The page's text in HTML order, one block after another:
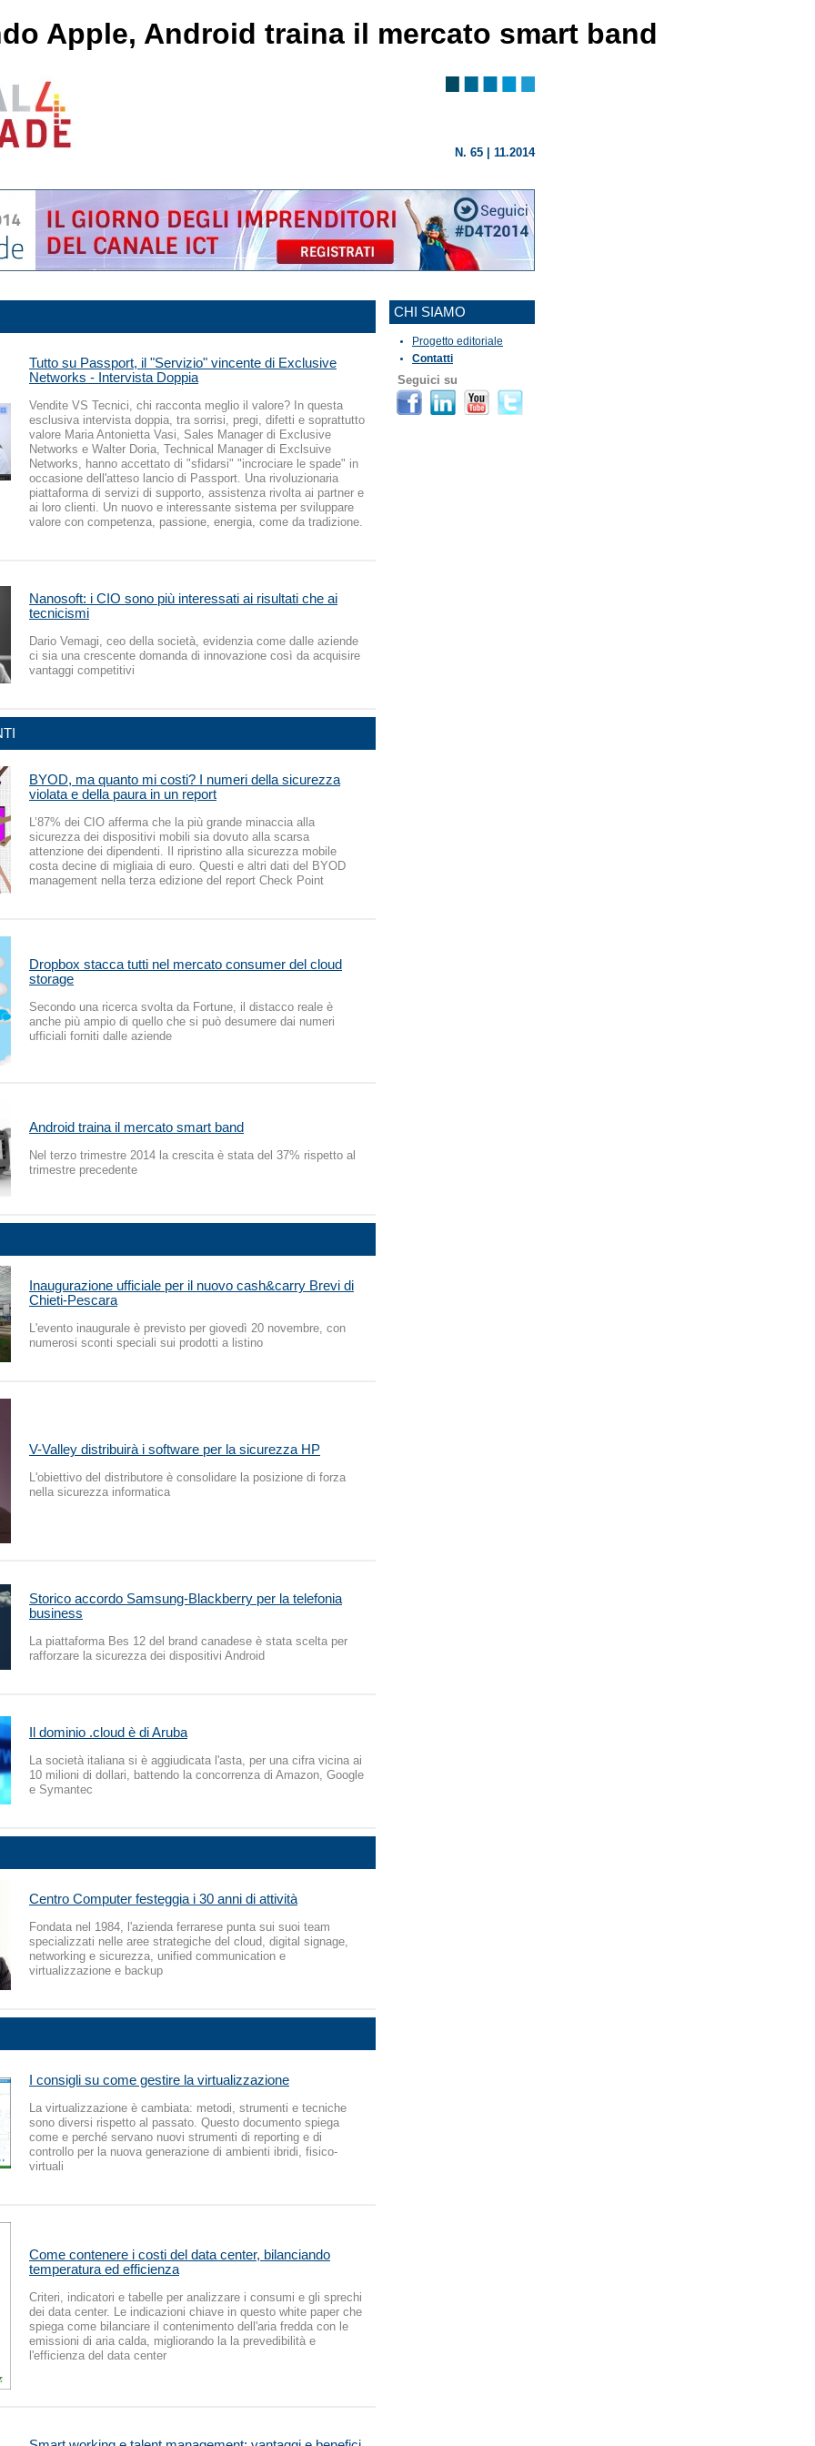
Apple, Android traina il mercato smart band
N. 65 | 11.2014
Tutto su Passport, il "Servizio" vincente di Exclusive
Networks - Intervista Doppia
Vendite VS Tecnici, chi racconta meglio il valore? In questa
esclusiva intervista doppia, tra sorrisi, pregi, difetti e soprattutto
valore Maria Antonietta Vasi, Sales Manager di Exclusive
Networks e Walter Doria, Technical Manager di Exclsuive
Networks, hanno accettato di "sfidarsi" "incrociare le spade" in
occasione dell'atteso lancio di Passport. Una rivoluzionaria
piattaforma di servizi di supporto, assistenza rivolta ai partner e
ai loro clienti. Un nuovo e interessante sistema per sviluppare
valore con competenza, passione, energia, come da tradizione.
Nanosoft: i CIO sono più interessati ai risultati che ai
tecnicismi
Dario Vemagi, ceo della società, evidenzia come dalle aziende
ci sia una crescente domanda di innovazione così da acquisire
vantaggi competitivi
BYOD, ma quanto mi costi? I numeri della sicurezza
violata e della paura in un report
L’87% dei CIO afferma che la più grande minaccia alla
sicurezza dei dispositivi mobili sia dovuto alla scarsa
attenzione dei dipendenti. Il ripristino alla sicurezza mobile
costa decine di migliaia di euro. Questi e altri dati del BYOD
management nella terza edizione del report Check Point
Dropbox stacca tutti nel mercato consumer del cloud
storage
Secondo una ricerca svolta da Fortune, il distacco reale è
anche più ampio di quello che si può desumere dai numeri
ufficiali forniti dalle aziende
Android traina il mercato smart band
Nel terzo trimestre 2014 la crescita è stata del 37% rispetto al
trimestre precedente
Inaugurazione ufficiale per il nuovo cash&carry Brevi di
Chieti-Pescara
L'evento inaugurale è previsto per giovedì 20 novembre, con
numerosi sconti speciali sui prodotti a listino
V-Valley distribuirà i software per la sicurezza HP
L'obiettivo del distributore è consolidare la posizione di forza
nella sicurezza informatica
Storico accordo Samsung-Blackberry per la telefonia
business
La piattaforma Bes 12 del brand canadese è stata scelta per
rafforzare la sicurezza dei dispositivi Android
Il dominio .cloud è di Aruba
La società italiana si è aggiudicata l'asta, per una cifra vicina ai
10 milioni di dollari, battendo la concorrenza di Amazon, Google
e Symantec
Centro Computer festeggia i 30 anni di attività
Fondata nel 1984, l'azienda ferrarese punta sui suoi team
specializzati nelle aree strategiche del cloud, digital signage,
networking e sicurezza, unified communication e
virtualizzazione e backup
I consigli su come gestire la virtualizzazione
La virtualizzazione è cambiata: metodi, strumenti e tecniche
sono diversi rispetto al passato. Questo documento spiega
come e perché servano nuovi strumenti di reporting e di
controllo per la nuova generazione di ambienti ibridi, fisico-
virtuali
Come contenere i costi del data center, bilanciando
temperatura ed efficienza
Criteri, indicatori e tabelle per analizzare i consumi e gli sprechi
dei data center. Le indicazioni chiave in questo white paper che
spiega come bilanciare il contenimento dell'aria fredda con le
emissioni di aria calda, migliorando la la prevedibilità e
l'efficienza del data center
CHI SIAMO
Progetto editoriale
Contatti
Seguici su